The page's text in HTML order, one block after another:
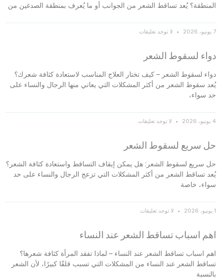
المنطقة؟ يُعد تساقط الشعر من الجوانب أو ما يُعرف بمنطقة الصدغين من
7 يونيو، 2026 لا توجد تعليقات
دواء لسقوط الشعر
دواء لسقوط الشعر – كيف تختار العلاج المناسب لاستعادة كثافة شعرك؟
يُعد سقوط الشعر من أكثر المشكلات التي يعاني منها الرجال والنساء على
حد سواء،
4 يونيو، 2026 لا توجد تعليقات
حل سريع لسقوط الشعر
حل سريع لسقوط الشعر: هل يمكن إيقاف التساقط واستعادة كثافة الشعر؟
يُعد تساقط الشعر من أكثر المشكلات التي تزعج الرجال والنساء على حد
سواء، خاصة
1 يونيو، 2026 لا توجد تعليقات
اهم اسباب تساقط الشعر عند النساء
اهم اسباب تساقط الشعر عند النساء – لماذا تفقد المرأة كثافة شعرها؟
تساقط الشعر عند النساء من المشكلات التي تسبب قلقًا كبيرًا، لأن الشعر
بالنسبة